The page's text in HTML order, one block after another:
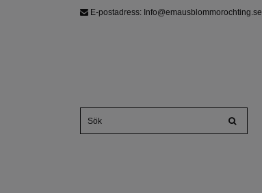
E-postadress: Info@emausblommorochting.se